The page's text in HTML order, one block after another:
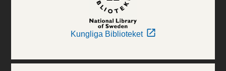
Kungliga Biblioteket